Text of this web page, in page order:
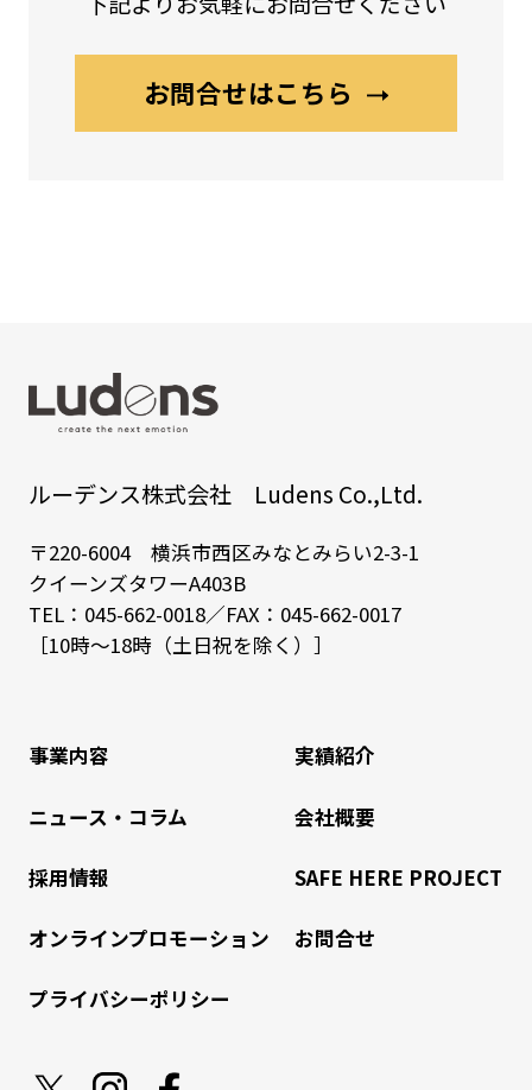
お問合せはこちら
ルーデンス株式会社 Ludens Co.,Ltd.
〒220-6004 横浜市西区みなとみらい2-3-1
クイーンズタワーA403B
TEL： 045-662-0018／FAX：045-662-0017
［10時～18時（土日祝を除く）］
事業内容 実績紹介
ニュース・コラム 会社概要
採用情報 SAFE HERE PROJECT
オンラインプロモーション お問合せ
プライバシーポリシー